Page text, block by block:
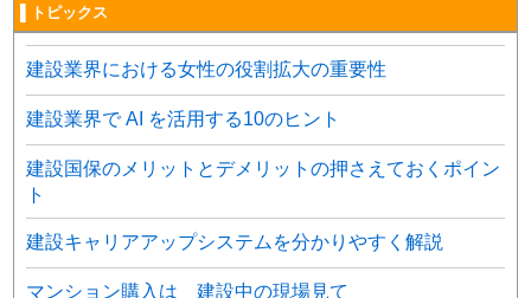
▌トピックス
建設業界における女性の役割拡大の重要性
建設業界で AI を活用する10のヒント
建設国保のメリットとデメリットの押さえておくポイン
ト
建設キャリアアップシステムを分かりやすく解説
マンション購入は 建設中の現場見て